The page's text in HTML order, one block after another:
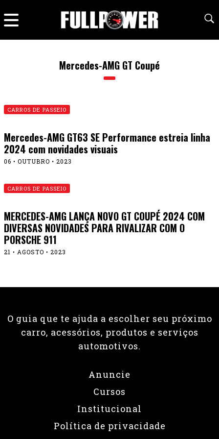
Mercedes-AMG GT Coupé
CARROS DE PASSEIO
Mercedes-AMG GT63 SE Performance estreia linha
2024 com novidades visuais
06 • OUTUBRO • 2023
CARROS DE PASSEIO
MERCEDES-AMG LANÇA NOVO GT COUPÉ 2024 COM
DIVERSAS NOVIDADES PARA RIVALIZAR COM O
PORSCHE 911
21 • AGOSTO • 2023
O guia que te ajuda a escolher seu próximo
carro, acessórios, produtos e serviços
automotivos.
Anuncie
Cursos
Institucional
Política de privacidade